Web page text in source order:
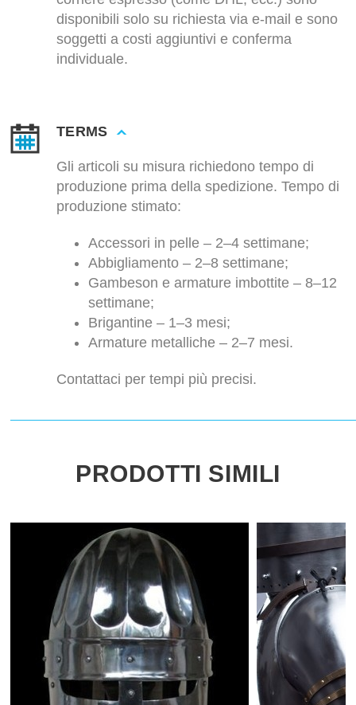
disponibili solo su richiesta via e-mail e sono
soggetti a costi aggiuntivi e conferma
individuale.
TERMS
Gli articoli su misura richiedono tempo di
produzione prima della spedizione. Tempo di
produzione stimato:
Accessori in pelle – 2–4 settimane;
Abbigliamento – 2–8 settimane;
Gambeson e armature imbottite – 8–12
settimane;
Brigantine – 1–3 mesi;
Armature metalliche – 2–7 mesi.
Contattaci per tempi più precisi.
PRODOTTI SIMILI